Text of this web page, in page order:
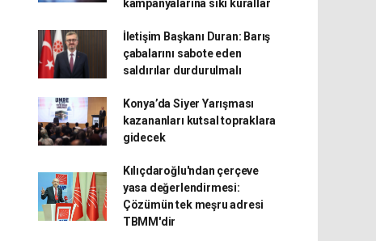
kampanyalarına sıkı kurallar
İletişim Başkanı Duran: Barış
çabalarını sabote eden
saldırılar durdurulmalı
Konya’da Siyer Yarışması
kazananları kutsal topraklara
gidecek
Kılıçdaroğlu'ndan çerçeve
yasa değerlendirmesi:
Çözümün tek meşru adresi
TBMM'dir